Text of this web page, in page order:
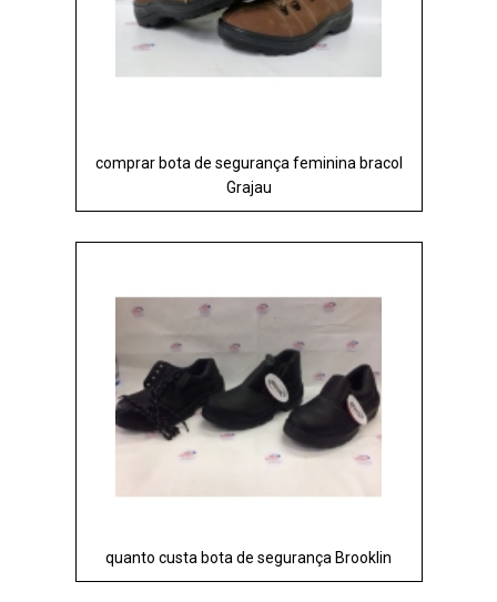
comprar bota de segurança feminina bracol
Grajau
quanto custa bota de segurança Brooklin